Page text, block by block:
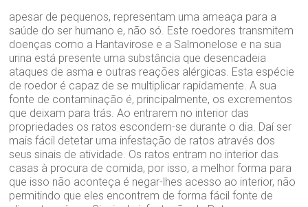
apesar de pequenos, representam uma ameaça para a
saúde do ser humano e, não só. Este roedores transmitem
doenças como a Hantavirose e a Salmonelose e na sua
urina está presente uma substância que desencadeia
ataques de asma e outras reações alérgicas. Esta espécie
de roedor é capaz de se multiplicar rapidamente. A sua
fonte de contaminação é, principalmente, os excrementos
que deixam para trás. Ao entrarem no interior das
propriedades os ratos escondem-se durante o dia. Daí ser
mais fácil detetar uma infestação de ratos através dos
seus sinais de atividade. Os ratos entram no interior das
casas à procura de comida, por isso, a melhor forma para
que isso não aconteça é negar-lhes acesso ao interior, não
permitindo que eles encontrem de forma fácil fonte de